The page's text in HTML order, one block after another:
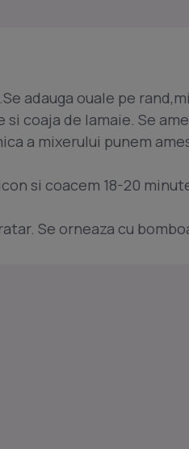
adauga ouale pe
coaja de lamaie. Se
a mixerului punem
si coacem 18-20
Se orneaza cu